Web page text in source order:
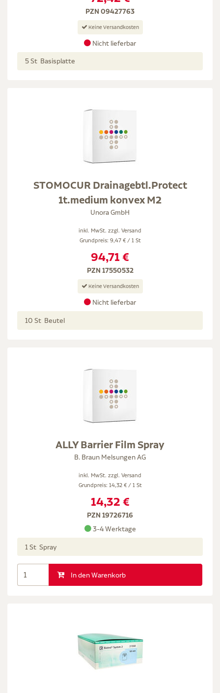
PZN 09427763
Keine Versandkosten
Nicht lieferbar
5 St Basisplatte
STOMOCUR Drainagebtl.Protect
1t.medium konvex M2
Unora GmbH
inkl. MwSt. zzgl. Versand
Grundpreis: 9,47 € / 1 St
94,71 €
PZN 17550532
Keine Versandkosten
Nicht lieferbar
10 St Beutel
ALLY Barrier Film Spray
B. Braun Melsungen AG
inkl. MwSt. zzgl. Versand
Grundpreis: 14,32 € / 1 St
14,32 €
PZN 19726716
3-4 Werktage
1 St Spray
In den Warenkorb